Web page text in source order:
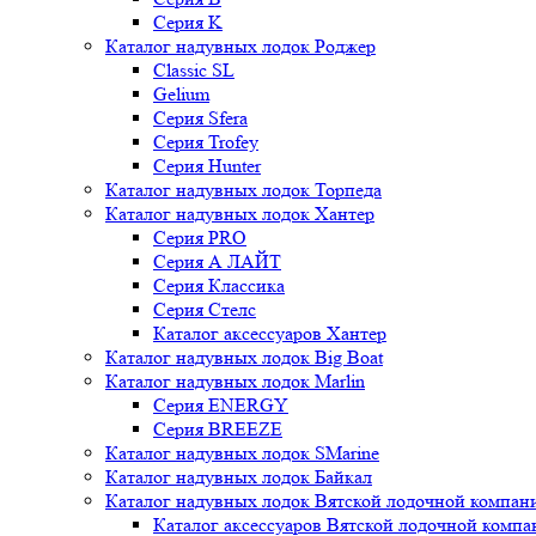
Серия K
Каталог надувных лодок Роджер
Classic SL
Gelium
Серия Sfera
Серия Trofey
Серия Hunter
Каталог надувных лодок Торпеда
Каталог надувных лодок Хантер
Серия PRO
Серия А ЛАЙТ
Серия Классика
Серия Стелс
Каталог аксессуаров Хантер
Каталог надувных лодок Big Boat
Каталог надувных лодок Marlin
Серия ENERGY
Серия BREEZE
Каталог надувных лодок SMarine
Каталог надувных лодок Байкал
Каталог надувных лодок Вятской лодочной
Каталог аксессуаров Вятской лодочной